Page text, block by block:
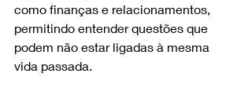
como finanças e relacionamentos,
permitindo entender questões que
podem não estar ligadas à mesma
vida passada.